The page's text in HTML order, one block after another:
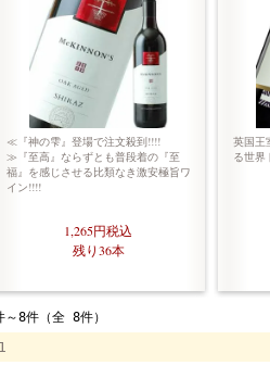
≪『神の雫』登場で注文殺到!!!!
≫『至高』ならずとも普段着の『至
福』を感じさせる比類なき激安極旨ワ
イン!!!!
1,265円税込
残り36本
英国王
る世界